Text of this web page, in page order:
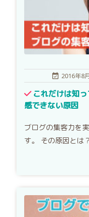
 2016年8
これだけは知
感できない原因
ブログの集客力を
す。 その原因とは？